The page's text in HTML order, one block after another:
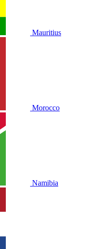
Mauritius
Morocco
Namibia